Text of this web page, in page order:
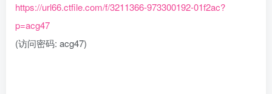
https://url66.ctfile.com/f/3211366-973300192-01f2ac?
p=acg47
(访问密码: acg47)